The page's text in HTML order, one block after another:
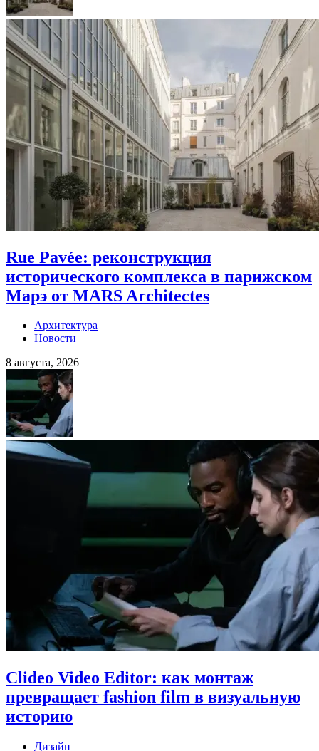
Rue Pavée: реконструкция
исторического комплекса в парижском
Марэ от MARS Architectes
Архитектура
Новости
8 августа, 2026
Clideo Video Editor: как монтаж
превращает fashion film в визуальную
историю
Дизайн